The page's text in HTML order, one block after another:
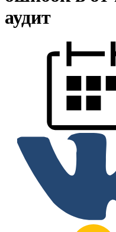
аудит